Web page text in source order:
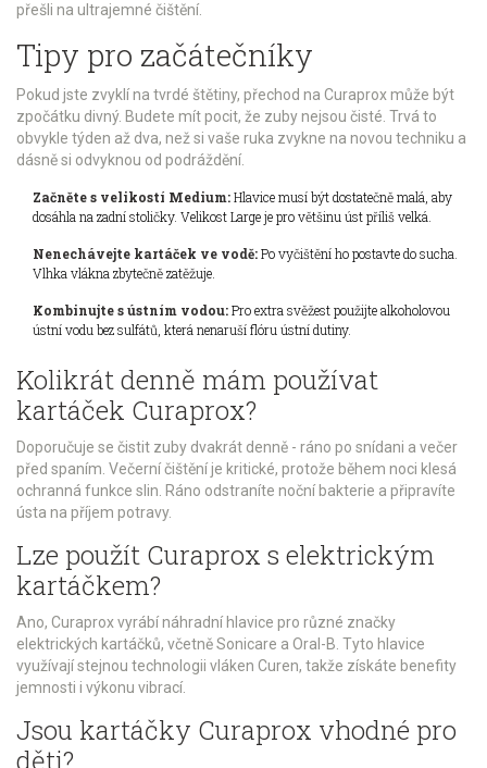
přešli na ultrajemné čištění.
Tipy pro začátečníky
Pokud jste zvyklí na tvrdé štětiny, přechod na Curaprox může být
zpočátku divný. Budete mít pocit, že zuby nejsou čisté. Trvá to
obvykle týden až dva, než si vaše ruka zvykne na novou techniku a
dásně si odvyknou od podráždění.
Začněte s velikostí Medium:Hlavice musí být dostatečně malá, aby
dosáhla na zadní stoličky. Velikost Large je pro většinu úst příliš velká.
Nenechávejte kartáček ve vodě:Po vyčištění ho postavte do sucha.
Vlhka vlákna zbytečně zatěžuje.
Kombinujte s ústním vodou:Pro extra svěžest použijte alkoholovou
ústní vodu bez sulfátů, která nenaruší flóru ústní dutiny.
Kolikrát denně mám používat
kartáček Curaprox?
Doporučuje se čistit zuby dvakrát denně - ráno po snídani a večer
před spaním. Večerní čištění je kritické, protože během noci klesá
ochranná funkce slin. Ráno odstraníte noční bakterie a připravíte
ústa na příjem potravy.
Lze použít Curaprox s elektrickým
kartáčkem?
Ano, Curaprox vyrábí náhradní hlavice pro různé značky
elektrických kartáčků, včetně Sonicare a Oral-B. Tyto hlavice
využívají stejnou technologii vláken Curen, takže získáte benefity
jemnosti i výkonu vibrací.
Jsou kartáčky Curaprox vhodné pro
děti?